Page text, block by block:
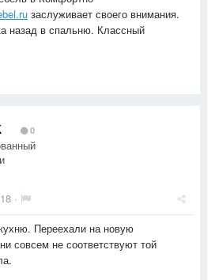
заслуживает своего внимания.
назад в спальню. Классный
0
·
Переехали на новую
совсем не соответствуют той